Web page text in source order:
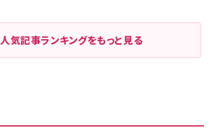
人気記事ランキングをもっと見る